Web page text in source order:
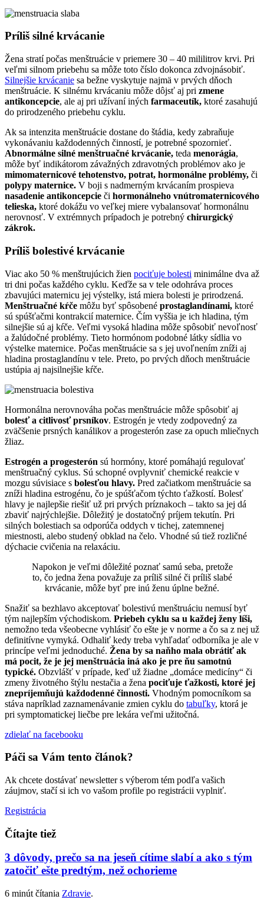
Príliš silné krvácanie
Žena stratí počas menštruácie v priemere 30 – 40 mililitrov krvi. Pri
veľmi silnom priebehu sa môže toto číslo dokonca zdvojnásobiť.
Silnejšie krvácanie sa bežne vyskytuje najmä v prvých dňoch
menštruácie. K silnému krvácaniu môže dôjsť aj pri zmene
antikoncepcie, ale aj pri užívaní iných farmaceutík, ktoré zasahujú
do prirodzeného priebehu cyklu.
Ak sa intenzita menštruácie dostane do štádia, kedy zabraňuje
vykonávaniu každodenných činností, je potrebné spozornieť.
Abnormálne silné menštruačné krvácanie, teda menorágia,
môže byť indikátorom závažných zdravotných problémov ako je
mimomaternicové tehotenstvo, potrat, hormonálne problémy, či
polypy maternice. V boji s nadmerným krvácaním prospieva
nasadenie antikoncepcie či hormonálneho vnútromaternicového
telieska, ktoré dokážu vo veľkej miere vybalansovať hormonálnu
nerovnosť. V extrémnych prípadoch je potrebný chirurgický
zákrok.
Príliš bolestivé krvácanie
Viac ako 50 % menštrujúcich žien pociťuje bolesti minimálne dva až
tri dni počas každého cyklu. Keďže sa v tele odohráva proces
zbavujúci maternicu jej výstelky, istá miera bolesti je prirodzená.
Menštruačné kŕče môžu byť spôsobené prostaglandínami, ktoré
sú spúšťačmi kontrakcií maternice. Čím vyššia je ich hladina, tým
silnejšie sú aj kŕče. Veľmi vysoká hladina môže spôsobiť nevoľnosť
a žalúdočné problémy. Tieto hormónom podobné látky sídlia vo
výstelke maternice. Počas menštruácie sa s jej uvoľnením zníži aj
hladina prostaglandínu v tele. Preto, po prvých dňoch menštruácie
ustúpia aj najsilnejšie kŕče.
Hormonálna nerovnováha počas menštruácie môže spôsobiť aj
bolesť a citlivosť prsníkov. Estrogén je vtedy zodpovedný za
zväčšenie prsných kanálikov a progesterón zase za opuch mliečnych
žliaz.
Estrogén a progesterón sú hormóny, ktoré pomáhajú regulovať
menštruačný cyklus. Sú schopné ovplyvniť chemické reakcie v
mozgu súvisiace s bolesťou hlavy. Pred začiatkom menštruácie sa
zníži hladina estrogénu, čo je spúšťačom týchto ťažkostí. Bolesť
hlavy je najlepšie riešiť už pri prvých príznakoch – takto sa jej dá
zbaviť najrýchlejšie. Dôležitý je dostatočný príjem tekutín. Pri
silných bolestiach sa odporúča oddych v tichej, zatemnenej
miestnosti, alebo studený obklad na čelo. Vhodné sú tiež rozličné
dýchacie cvičenia na relaxáciu.
Napokon je veľmi dôležité poznať samú seba, pretože
to, čo jedna žena považuje za príliš silné či príliš slabé
krvácanie, môže byť pre inú ženu úplne bežné.
Snažiť sa bezhlavo akceptovať bolestivú menštruáciu nemusí byť
tým najlepším východiskom. Priebeh cyklu sa u každej ženy líši,
nemožno teda všeobecne vyhlásiť čo ešte je v norme a čo sa z nej už
definitívne vymyká. Odhaliť kedy treba vyhľadať odborníka je ale v
princípe veľmi jednoduché. Žena by sa naňho mala obrátiť ak
má pocit, že je jej menštruácia iná ako je pre ňu samotnú
typické. Obzvlášť v prípade, keď už žiadne „domáce medicíny“ či
zmeny životného štýlu nestačia a žena pociťuje ťažkosti, ktoré jej
znepríjemňujú každodenné činnosti. Vhodným pomocníkom sa
stáva napríklad zaznamenávanie zmien cyklu do tabuľky, ktorá je
pri symptomatickej liečbe pre lekára veľmi užitočná.
zdielať na facebooku
Páči sa Vám tento článok?
Ak chcete dostávať newsletter s výberom tém podľa vašich
záujmov, stačí si ich vo vašom profile po registrácii vyplniť.
Registrácia
Čítajte tiež
3 dôvody, prečo sa na jeseň cítime slabí a ako s tým
zatočiť ešte predtým, než ochorieme
6 minút čítania Zdravie.